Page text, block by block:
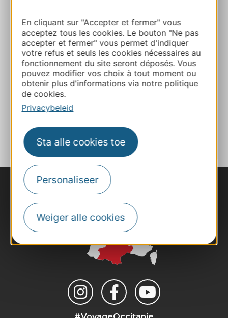
En cliquant sur "Accepter et fermer" vous
acceptez tous les cookies. Le bouton "Ne pas
accepter et fermer" vous permet d'indiquer
votre refus et seuls les cookies nécessaires au
fonctionnement du site seront déposés. Vous
pouvez modifier vos choix à tout moment ou
obtenir plus d'informations via notre politique
de cookies.
Privacybeleid
Sta alle cookies toe
Personaliseer
Weiger alle cookies
+33684456974
E-mail
Website
AAN NOTITIEBOEKJE